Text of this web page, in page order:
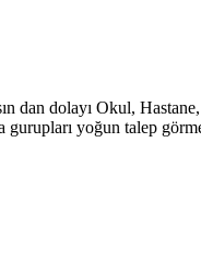
dan dolayı Okul,
gurupları yoğun talep